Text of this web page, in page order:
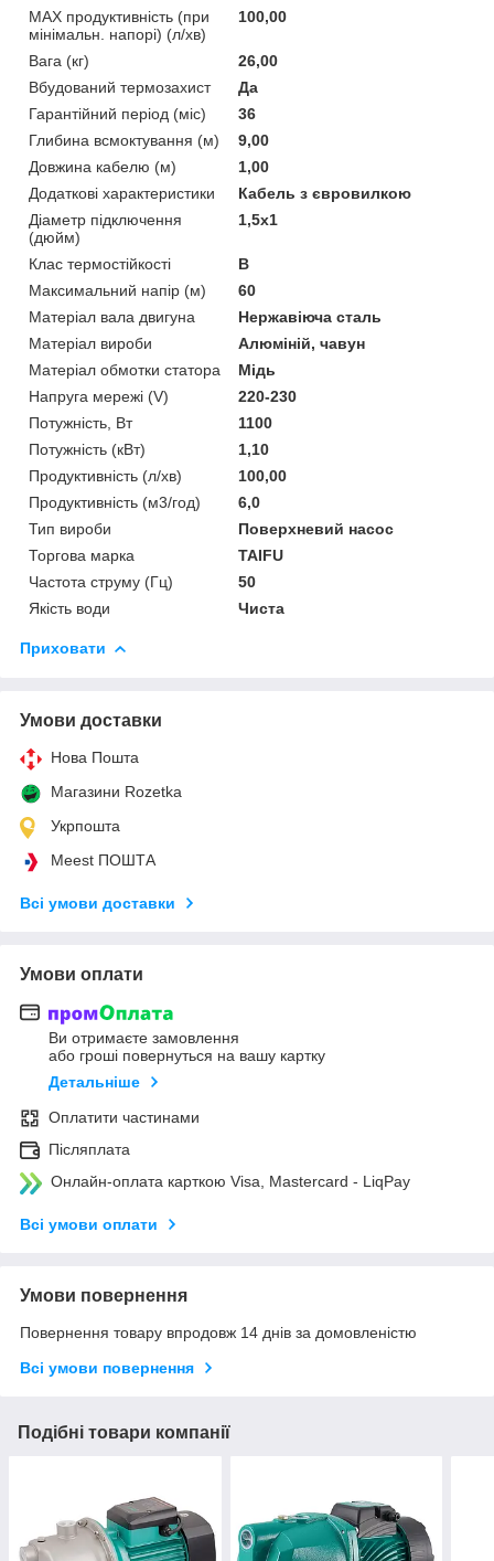
MAX продуктивність (при
мінімальн. напорі) (л/хв)
100,00
Вага (кг)
26,00
Вбудований термозахист
Да
Гарантійний період (міс)
36
Глибина всмоктування (м)
9,00
Довжина кабелю (м)
1,00
Додаткові характеристики
Кабель з євровилкою
Діаметр підключення
(дюйм)
1,5х1
Клас термостійкості
B
Максимальний напір (м)
60
Матеріал вала двигуна
Нержавіюча сталь
Матеріал вироби
Алюміній, чавун
Матеріал обмотки статора
Мідь
Напруга мережі (V)
220-230
Потужність, Вт
1100
Потужність (кВт)
1,10
Продуктивність (л/хв)
100,00
Продуктивність (м3/год)
6,0
Тип вироби
Поверхневий насос
Торгова марка
TAIFU
Частота струму (Гц)
50
Якість води
Чиста
Приховати
Умови доставки
Нова Пошта
Магазини Rozetka
Укрпошта
Meest ПОШТА
Всі умови доставки
Умови оплати
Ви отримаєте замовлення
або гроші повернуться на вашу картку
Детальніше
Оплатити частинами
Післяплата
Онлайн-оплата карткою Visa, Mastercard - LiqPay
Всі умови оплати
Умови повернення
Повернення товару впродовж 14 днів за домовленістю
Всі умови повернення
Подібні товари компанії